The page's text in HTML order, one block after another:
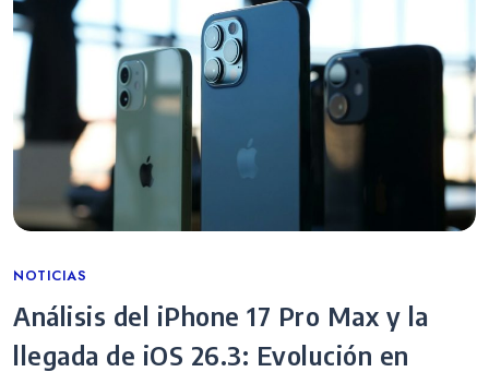
Categories
NOTICIAS
Análisis del iPhone 17 Pro Max y la
llegada de iOS 26.3: Evolución en